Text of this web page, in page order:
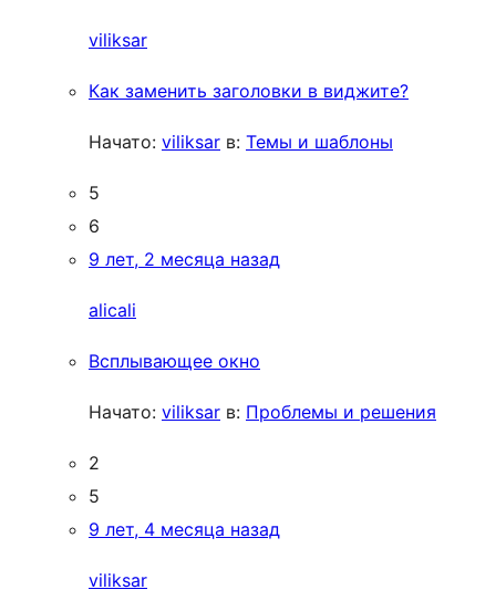
viliksar
Как заменить заголовки в виджите?
Начато: viliksar в: Темы и шаблоны
5
6
9 лет, 2 месяца назад
alicali
Всплывающее окно
Начато: viliksar в: Проблемы и решения
2
5
9 лет, 4 месяца назад
viliksar